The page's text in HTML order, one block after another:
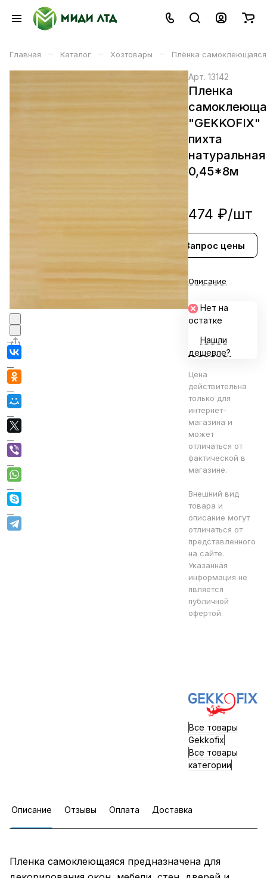
Главная – Каталог – Хозтовары – Плёнка самоклеющаяся
Арт. 13142
Пленка
"GEKKOFIX"
пихта
натуральная
0,45*8м
474 ₽/шт
Запрос цены
В корзине
Описание
Нет на
остатке
Нашли
дешевле?
Цена
действительна
только для
интернет-
магазина и
может
отличаться от
фактической в
магазине.
Внешний вид
товара и
описание могут
отличаться от
представленного
на сайте.
Указанная
информация не
является
публичной
офертой.
Все товары
Gekkofix
Все товары
категории
Описание Отзывы Оплата Доставка
Пленка самоклеющаяся предназначена для